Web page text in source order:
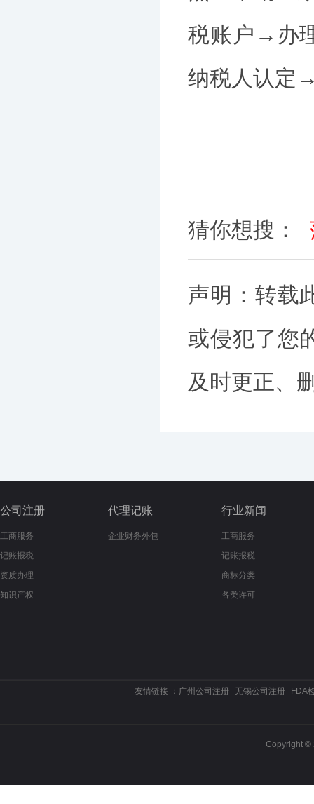
税账户→办
纳税人认定
猜你想搜：
声明：转载
或侵犯了您
及时更正、
公司注册
工商服务
记账报税
资质办理
知识产权
代理记账
企业财务外包
行业新闻
工商服务
记账报税
商标分类
各类许可
友情链接 ： 广州公司注册 无锡公司注册 FDA
Copyright ©